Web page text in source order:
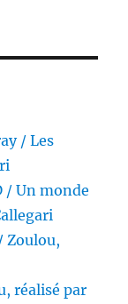
/ Les
/ Un monde
Zoulou,
réalisé par